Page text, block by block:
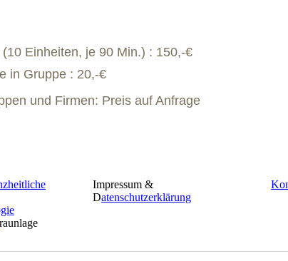
Einheiten, je 90 Min.) : 150,-€
in Gruppe : 20,-€
und Firmen: Preis auf Anfrage
raunlage
Impressum &
Datenschutzerklärung